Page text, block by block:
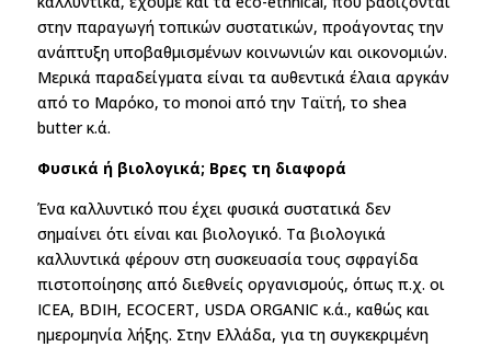
στην παραγωγή τοπικών συστατικών, προάγοντας την
ανάπτυξη υποβαθμισμένων κοινωνιών και οικονομιών.
Μερικά παραδείγματα είναι τα αυθεντικά έλαια αργκάν
από το Μαρόκο, το monoi από την Ταϊτή, το shea
butter κ.ά.
Φυσικά ή βιολογικά; Βρες τη διαφορά
Ένα καλλυντικό που έχει φυσικά συστατικά δεν
σημαίνει ότι είναι και βιολογικό. Τα βιολογικά
καλλυντικά φέρουν στη συσκευασία τους σφραγίδα
πιστοποίησης από διεθνείς οργανισμούς, όπως π.χ. οι
ICEA, BDIH, ECOCERT, USDA ORGANIC κ.ά., καθώς και
ημερομηνία λήξης. Στην Ελλάδα, για τη συγκεκριμένη